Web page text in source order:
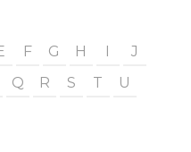
F G H
J
Q R S T
U